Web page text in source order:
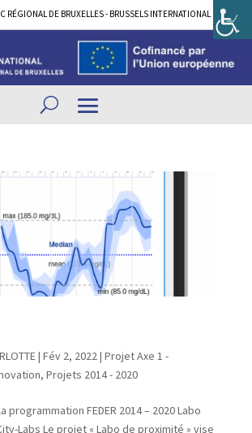
RÉGIONAL DE BRUXELLES - BRUSSELS INTERNATIONAL
| Fév 2, 2022| Projet Axe 1 -
, Projets 2014 - 2020
programmation FEDER 2014 – 2020 Labo
Labs Le projet « Labo de proximité » vise